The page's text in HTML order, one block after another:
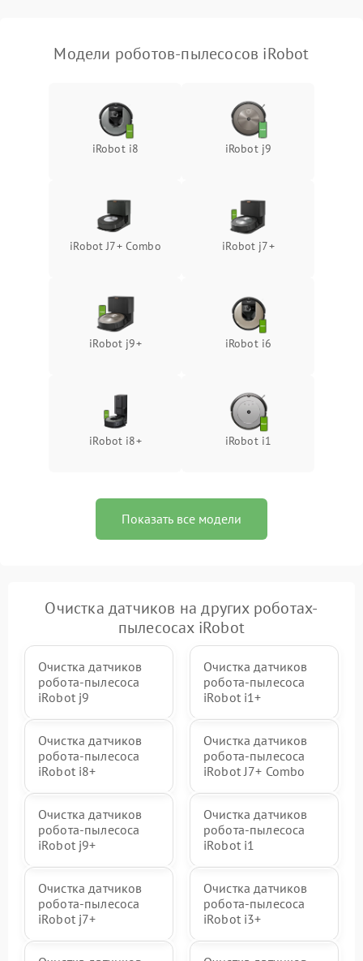
Модели роботов-пылесосов iRobot
iRobot i8 iRobot j9
iRobot J7+ Combo iRobot j7+
iRobot j9+ iRobot i6
iRobot i8+ iRobot i1
Показать все модели
Очистка датчиков на других роботах-
пылесосах iRobot
Очистка датчиков
робота-пылесоса
iRobot j9
Очистка датчиков
робота-пылесоса
iRobot i1+
Очистка датчиков
робота-пылесоса
iRobot i8+
Очистка датчиков
робота-пылесоса
iRobot J7+ Combo
Очистка датчиков
робота-пылесоса
iRobot j9+
Очистка датчиков
робота-пылесоса
iRobot i1
Очистка датчиков
робота-пылесоса
iRobot j7+
Очистка датчиков
робота-пылесоса
iRobot i3+